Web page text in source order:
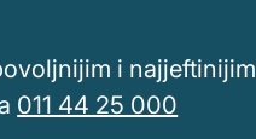
i najjeftinijim
011 44 25 000